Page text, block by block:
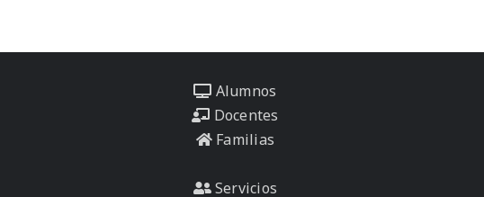
Alumnos
Docentes
Familias
Servicios